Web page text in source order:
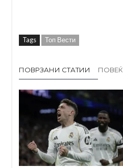
Tags Топ Вести
ПОВРЗАНИ СТАТИИ